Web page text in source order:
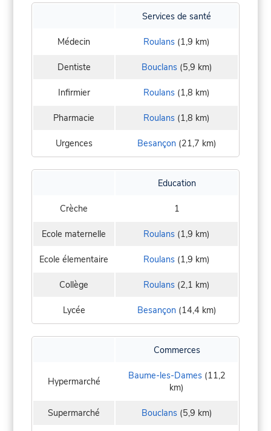
Services de santé
Médecin Roulans (1,9 km)
Dentiste Bouclans(5,9 km)
Infirmier Roulans (1,8 km)
Pharmacie Roulans (1,8 km)
Urgences Besançon(21,7 km)
Education
Crèche 1
Ecole maternelle Roulans (1,9 km)
Ecole élementaire Roulans (1,9 km)
Collège Roulans (2,1 km)
Lycée Besançon(14,4 km)
Commerces
Hypermarché Baume-les-Dames(11,2
km)
Supermarché Bouclans(5,9 km)